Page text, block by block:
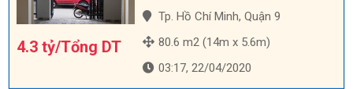
4.3 tỷ/Tổng DT
Tp. Hồ Chí Minh, Quận 9
80.6 m2 (14m x 5.6m)
03:17, 22/04/2020